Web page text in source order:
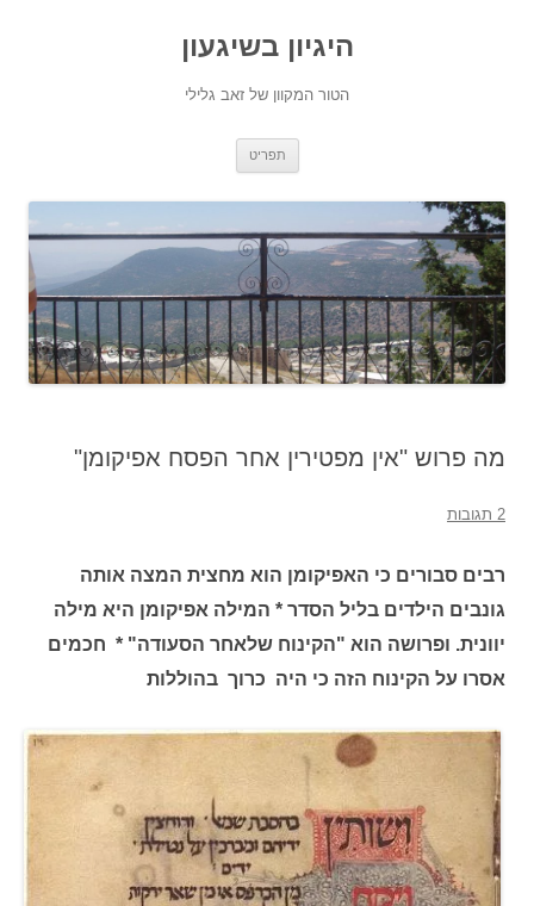
היגיון בשיגעון
הטור המקוון של זאב גלילי
תפריט
מה פרוש "אין מפטירין אחר הפסח אפיקומן"
2 תגובות
רבים סבורים כי האפיקומן הוא מחצית המצה אותה
גונבים הילדים בליל הסדר * המילה אפיקומן היא מילה
יוונית. ופרושה הוא "הקינוח שלאחר הסעודה" * חכמים
אסרו על הקינוח הזה כי היה כרוך בהוללות